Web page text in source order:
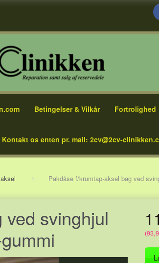
Betingelser & Vilkår Fortrolighed
os enten pr. mail: 2cv@2cv-
Pakdåse f/krumtap-aksel bag ved
svinghjul
(